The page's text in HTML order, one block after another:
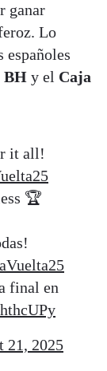
ganar
Lo
españoles
BH y el Caja
it all!
🏆
final en
21, 2025